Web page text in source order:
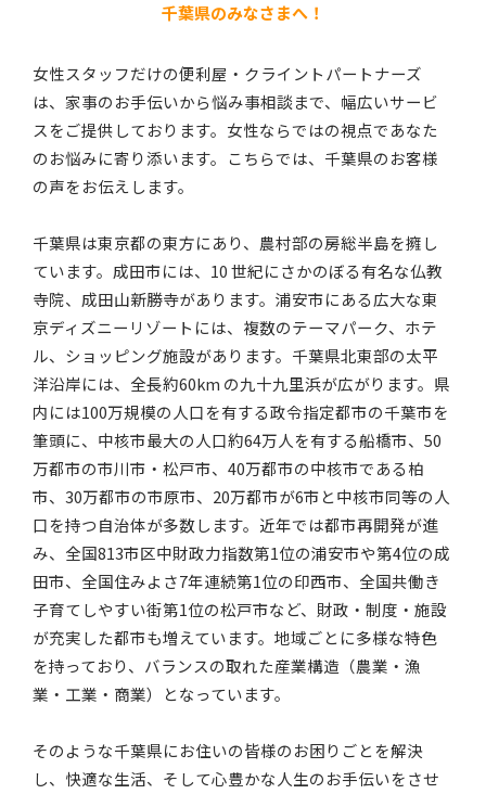
千葉県のみなさまへ！
女性スタッフだけの便利屋・クライントパートナーズ
は、家事のお手伝いから悩み事相談まで、幅広いサービ
スをご提供しております。女性ならではの視点であなた
のお悩みに寄り添います。こちらでは、千葉県のお客様
の声をお伝えします。
千葉県は東京都の東方にあり、農村部の房総半島を擁し
ています。成田市には、10 世紀にさかのぼる有名な仏教
寺院、成田山新勝寺があります。浦安市にある広大な東
京ディズニーリゾートには、複数のテーマパーク、ホテ
ル、ショッピング施設があります。千葉県北東部の太平
洋沿岸には、全長約60km の九十九里浜が広がります。県
内には100万規模の人口を有する政令指定都市の千葉市を
筆頭に、中核市最大の人口約64万人を有する船橋市、50
万都市の市川市・松戸市、40万都市の中核市である柏
市、30万都市の市原市、20万都市が6市と中核市同等の人
口を持つ自治体が多数します。近年では都市再開発が進
み、全国813市区中財政力指数第1位の浦安市や第4位の成
田市、全国住みよさ7年連続第1位の印西市、全国共働き
子育てしやすい街第1位の松戸市など、財政・制度・施設
が充実した都市も増えています。地域ごとに多様な特色
を持っており、バランスの取れた産業構造（農業・漁
業・工業・商業）となっています。
そのような千葉県にお住いの皆様のお困りごとを解決
し、快適な生活、そして心豊かな人生のお手伝いをさせ